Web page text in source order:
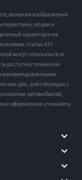
включая изображения
опции и
характер и не
статьи 437
могут отличаться от
доступна только как
рекомендованными
цен, действующих у
автомобилей,
и оформления уточняйте